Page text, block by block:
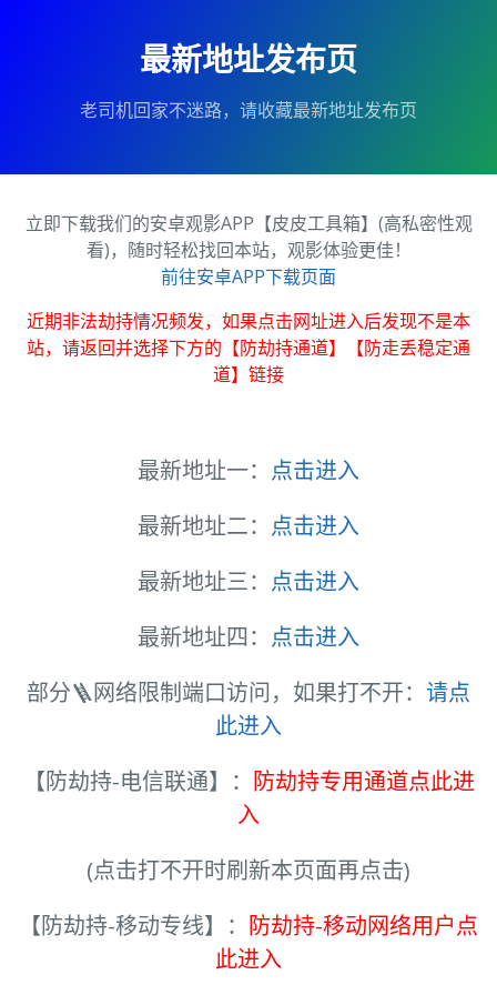
最新地址发布页
老司机回家不迷路，请收藏最新地址发布页
立即下载我们的安卓观影APP【皮皮工具箱】(高私密性观
看)，随时轻松找回本站，观影体验更佳！
前往安卓APP下载页面
近期非法劫持情况频发，如果点击网址进入后发现不是本
站，请返回并选择下方的【防劫持通道】【防走丢稳定通
道】链接
最新地址一： 点击进入
最新地址二： 点击进入
最新地址三： 点击进入
最新地址四： 点击进入
部分🪜网络限制端口访问，如果打不开： 请点
此进入
【防劫持-电信联通】： 防劫持专用通道点此进
入
(点击打不开时刷新本页面再点击)
【防劫持-移动专线】： 防劫持-移动网络用户点
此进入